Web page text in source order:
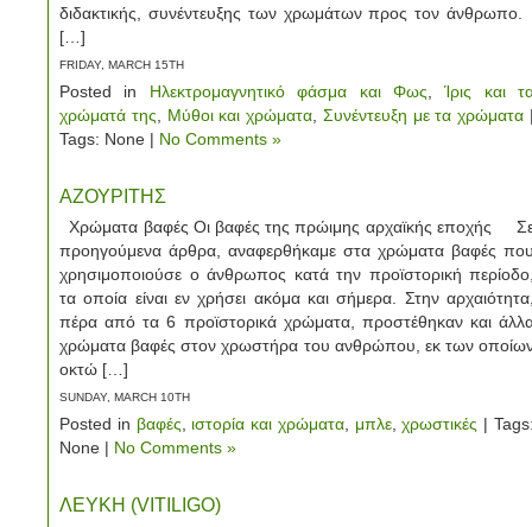
διδακτικής, συνέντευξης των χρωμάτων προς τον
[…]
FRIDAY, MARCH 15TH
Posted in Ηλεκτρομαγνητικό φάσμα και Φως ,Ίρις και
χρώματά της
Μύθοι και χρώματα Συνέντευξη με τα χρώματα
Tags: None | No Comments »
ΑΖΟΥΡΙΤΗΣ
Χρώματα βαφές Οι βαφές της πρώιμης αρχαϊκής εποχής
προηγούμενα άρθρα, αναφερθήκαμε στα χρώματα βαφές
χρησιμοποιούσε ο άνθρωπος κατά την προϊστορική
τα οποία είναι εν χρήσει ακόμα και σήμερα. Στην
πέρα από τα 6 προϊστορικά χρώματα, προστέθηκαν και
χρώματα βαφές στον χρωστήρα του ανθρώπου, εκ των
οκτώ […]
SUNDAY, MARCH 10TH
Posted in βαφές ιστορία και χρώματα, μπλε,χρωστικές |
None | No Comments »
ΛΕΥΚΗ (VITILIGO)